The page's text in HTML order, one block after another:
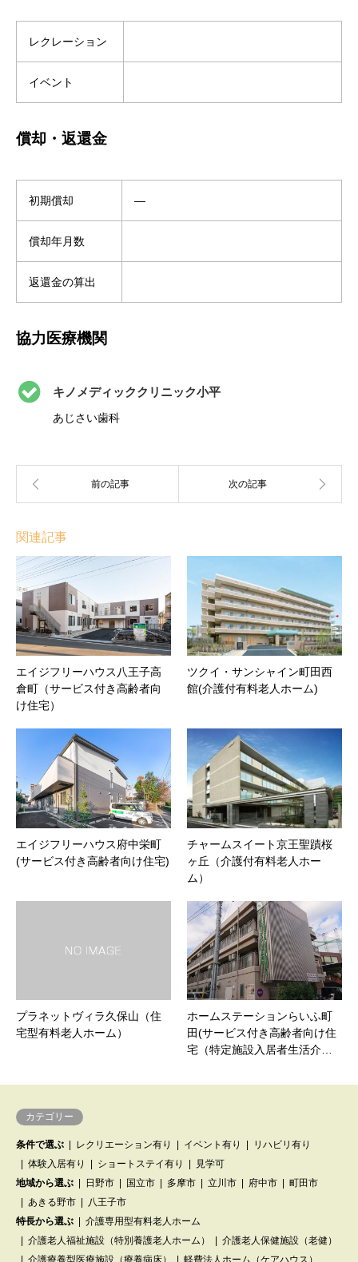
レクレーション
イベント
償却・返還金
初期償却 ―
償却年月数
返還金の算出
協力医療機関
キノメディッククリニック小平
あじさい歯科
関連記事
エイジフリーハウス八王子高
倉町（サービス付き高齢者向
け住宅）
ツクイ・サンシャイン町田西
館(介護付有料老人ホーム)
エイジフリーハウス府中栄町
(サービス付き高齢者向け住宅)
チャームスイート京王聖蹟桜
ヶ丘（介護付有料老人ホー
ム）
プラネットヴィラ久保山（住
宅型有料老人ホーム）
ホームステーションらいふ町
田(サービス付き高齢者向け住
宅（特定施設入居者生活介…
カテゴリー
条件で選ぶ レクリエーション有り イベント有り
リハビリ有り
体験入居有り
ショートステイ有り
見学可
地域から選ぶ
日野市 国立市 多摩市 立川市 府中市
町田市
あきる野市
八王子市
特長から選ぶ
介護専用型有料老人ホーム
介護老人福祉施設（特別養護老人ホーム）
介護老人保健施設（老健）